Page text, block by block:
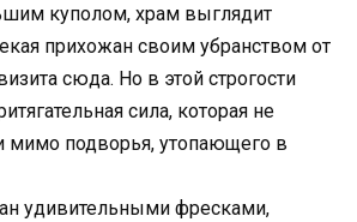
куполом, храм выглядит
прихожан своим убранством от
сюда. Но в этой строгости
сила, которая не
мимо подворья, утопающего в
удивительными фресками,